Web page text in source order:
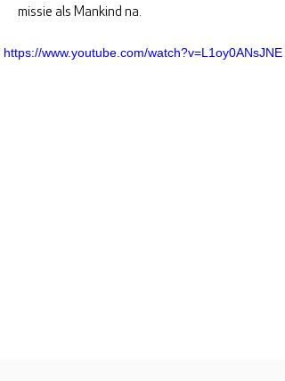
missie als Mankind na.
https://www.youtube.com/watch?v=L1oy0ANsJNE